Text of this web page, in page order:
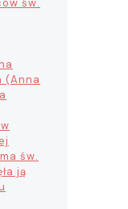
(Anna
św.
ją